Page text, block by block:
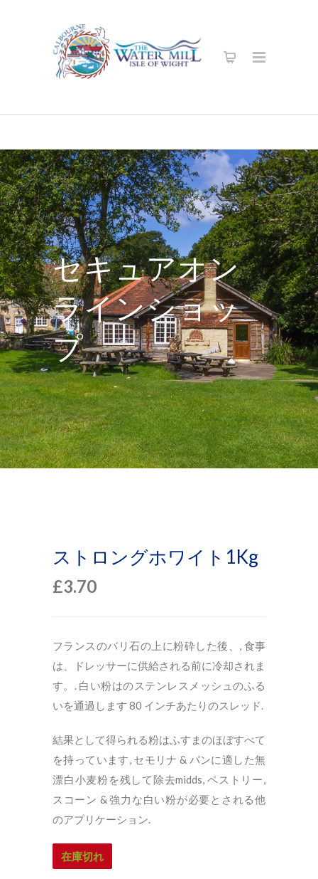
セキュアオン
ラインショッ
プ
ストロングホワイト1Kg
£3.70
フランスのバリ石の上に粉砕した後、, 食事
は、ドレッサーに供給される前に冷却されま
す。. 白い粉はのステンレスメッシュのふる
いを通過します 80 インチあたりのスレッド.
結果として得られる粉はふすまのほぼすべて
を持っています, セモリナ & パンに適した無
漂白小麦粉を残して除去midds, ペストリー,
スコーン & 強力な白い粉が必要とされる他
のアプリケーション.
在庫切れ